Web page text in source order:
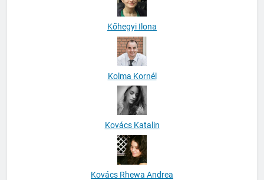
Kőhegyi Ilona
Kolma Kornél
Kovács Katalin
Kovács Rhewa Andrea